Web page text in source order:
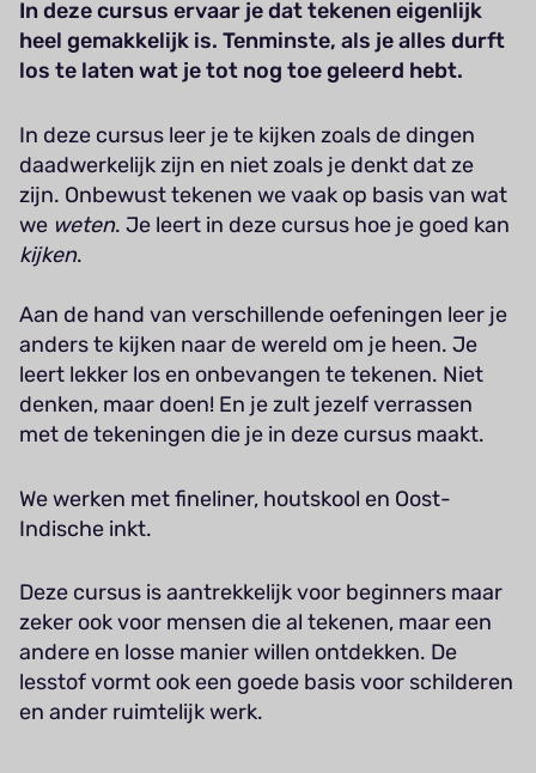
In deze cursus ervaar je dat tekenen eigenlijk
heel gemakkelijk is. Tenminste, als je alles durft
los te laten wat je tot nog toe geleerd hebt.
In deze cursus leer je te kijken zoals de dingen
daadwerkelijk zijn en niet zoals je denkt dat ze
zijn. Onbewust tekenen we vaak op basis van wat
we weten. Je leert in deze cursus hoe je goed kan
kijken.
Aan de hand van verschillende oefeningen leer je
anders te kijken naar de wereld om je heen. Je
leert lekker los en onbevangen te tekenen. Niet
denken, maar doen! En je zult jezelf verrassen
met de tekeningen die je in deze cursus maakt.
We werken met fineliner, houtskool en Oost-
Indische inkt.
Deze cursus is aantrekkelijk voor beginners maar
zeker ook voor mensen die al tekenen, maar een
andere en losse manier willen ontdekken. De
lesstof vormt ook een goede basis voor schilderen
en ander ruimtelijk werk.